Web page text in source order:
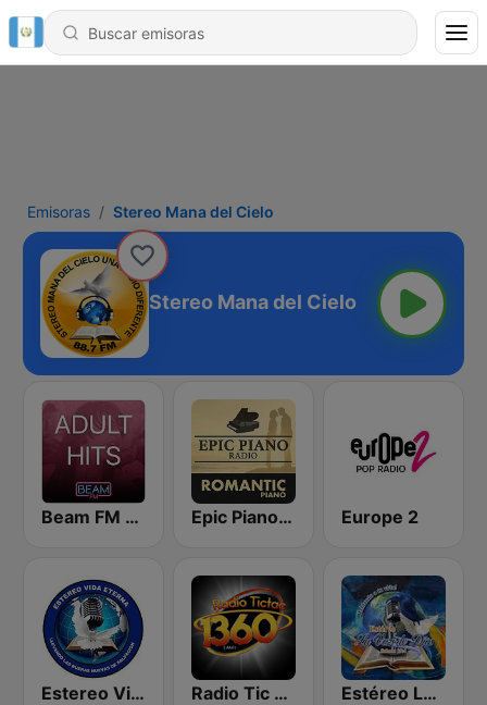
Emisoras Stereo Mana del Cielo
Stereo Mana del Cielo
Beam FM - Adult Hits Epic Piano - ROMANTIC PIANO Europe 2
Estereo Vida Eterna Radio Tic Tac Guatemala Estéreo La Voz De Dios